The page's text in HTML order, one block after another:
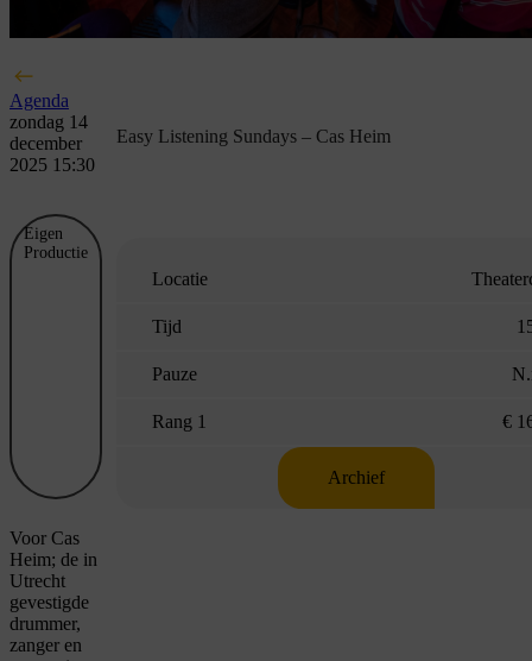
Agenda
zondag 14
december
2025 15:30
Easy Listening Sundays – Cas Heim
Eigen
Productie
Locatie
Tijd
Pauze
Rang 1 €
Archief
Voor Cas
Heim; de in
Utrecht
gevestigde
drummer,
zanger en